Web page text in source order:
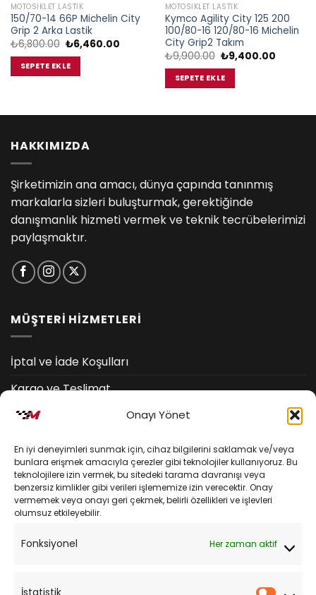
Onayı Yönet
En iyi deneyimleri sunmak için, cihaz bilgilerini saklamak ve/veya
bunlara erişmek amacıyla çerezler gibi teknolojiler kullanıyoruz. Bu
teknolojilere izin vermek, bu sitedeki tarama davranışı veya
benzersiz kimlikler gibi verileri işlememize izin verecektir. Onay
vermemek veya onayı geri çekmek, belirli özellikleri ve işlevleri
olumsuz etkileyebilir.
Fonksiyonel Her zaman aktif
MOTOSIKLET LASTIK
150/70-14 66P Michelin City
Grip 2 Arka Lastik
₺6,800.00 Orijinal
fiyat:
₺6,800.00.
₺6,460.00Şu
₺6,460.00.
SEPETE EKLE
MOTOSIKLET LASTIK
Kymco Agility City 125 200
100/80-16 120/80-16 Michelin
City Grip2 Takım
₺9,900.00 Orijinal
fiyat:
₺9,900.00.
₺9,400.00Şu
SEPETE EKLE
HAKKIMIZDA
Şirketimizin ana amacı, dünya çapında tanınmış
markalarla sizleri buluşturmak, gerektiğinde
danışmanlık hizmeti vermek ve teknik tecrübelerimizi
paylaşmaktır.
MÜŞTERİ HİZMETLERİ
İptal ve İade Koşulları
Kargo ve Teslimat
Kişisel Verilerin Korunması
Mesafeli Satış Sözleşmesi
YARDIM
Sipariş Takibi